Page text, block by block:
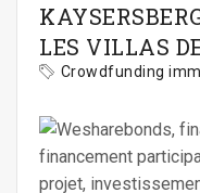
LES VILLAS
Crowdfunding